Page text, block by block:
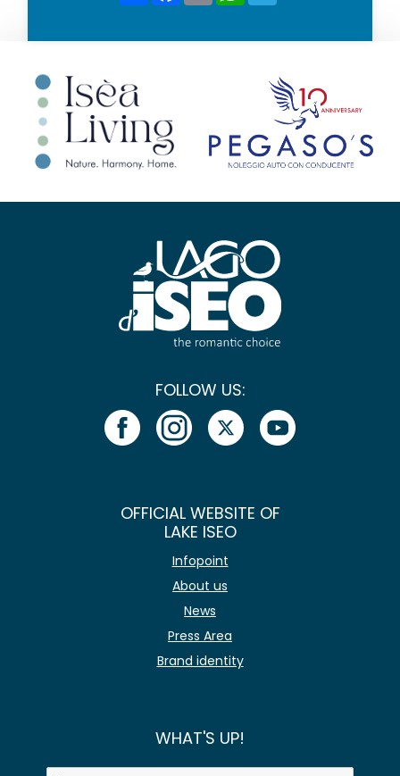
FOLLOW US:
OFFICIAL WEBSITE OF
LAKE ISEO
Infopoint
About us
News
Press Area
Brand identity
WHAT'S UP!